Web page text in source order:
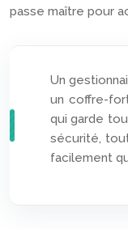
passe maître pour
Un
un coffre-
qui garde
sécurité,
facilement